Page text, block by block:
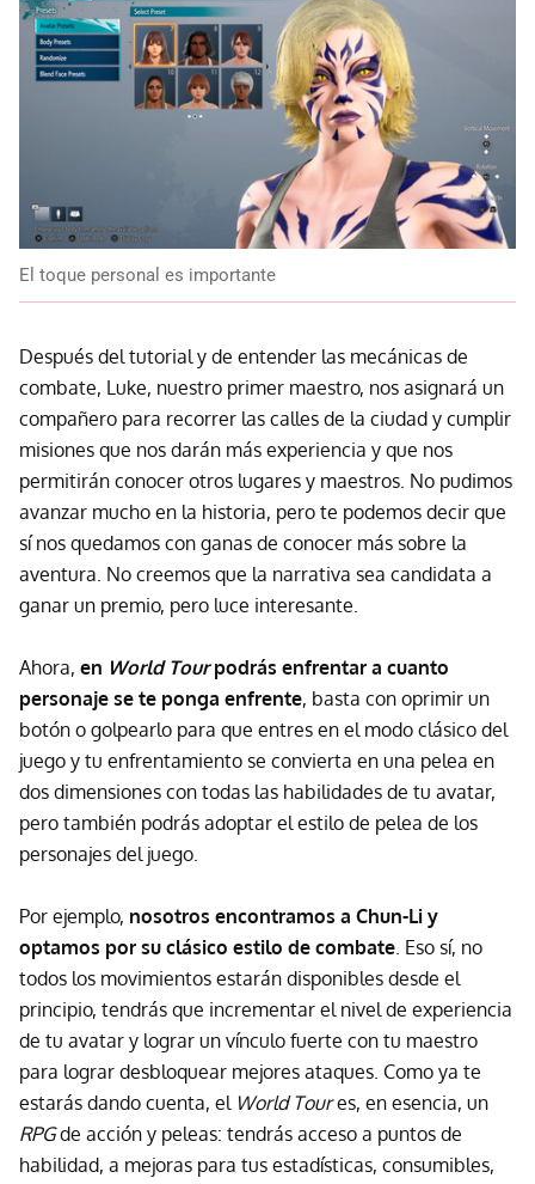
El toque personal es importante
Después del tutorial y de entender las mecánicas de
combate, Luke, nuestro primer maestro, nos asignará un
compañero para recorrer las calles de la ciudad y cumplir
misiones que nos darán más experiencia y que nos
permitirán conocer otros lugares y maestros. No pudimos
avanzar mucho en la historia, pero te podemos decir que
sí nos quedamos con ganas de conocer más sobre la
aventura. No creemos que la narrativa sea candidata a
ganar un premio, pero luce interesante.
Ahora, en World Tourpodrás enfrentar a cuanto
personaje se te ponga enfrente, basta con oprimir un
botón o golpearlo para que entres en el modo clásico del
juego y tu enfrentamiento se convierta en una pelea en
dos dimensiones con todas las habilidades de tu avatar,
pero también podrás adoptar el estilo de pelea de los
personajes del juego.
Por ejemplo, nosotros encontramos a Chun-Li y
optamos por su clásico estilo de combate . Eso sí, no
todos los movimientos estarán disponibles desde el
principio, tendrás que incrementar el nivel de experiencia
de tu avatar y lograr un vínculo fuerte con tu maestro
para lograr desbloquear mejores ataques. Como ya te
estarás dando cuenta, el World Toures, en esencia, un
RPGde acción y peleas: tendrás acceso a puntos de
habilidad, a mejoras para tus estadísticas, consumibles,